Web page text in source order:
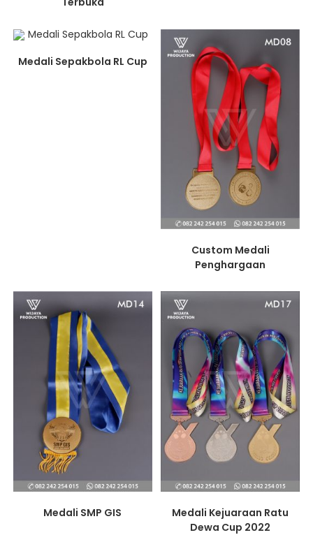
Medali Sepakbola RL Cup
Custom Medali
Penghargaan
Medali SMP GIS
Medali Kejuaraan Ratu
Dewa Cup 2022